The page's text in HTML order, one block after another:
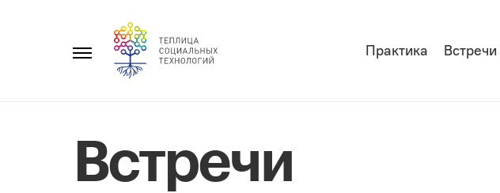
Главное
Практика Встречи
Встречи